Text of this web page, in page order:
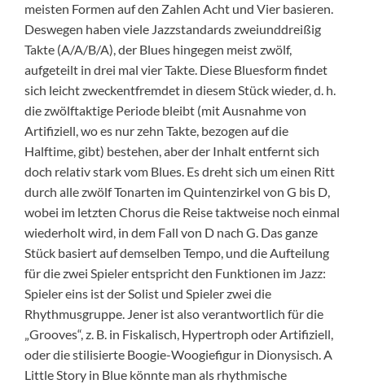
meisten Formen auf den Zahlen Acht und Vier basieren.
Deswegen haben viele Jazzstandards zweiunddreißig
Takte (A/A/B/A), der Blues hingegen meist zwölf,
aufgeteilt in drei mal vier Takte. Diese Bluesform findet
sich leicht zweckentfremdet in diesem Stück wieder, d. h.
die zwölftaktige Periode bleibt (mit Ausnahme von
Artifiziell, wo es nur zehn Takte, bezogen auf die
Halftime, gibt) bestehen, aber der Inhalt entfernt sich
doch relativ stark vom Blues. Es dreht sich um einen Ritt
durch alle zwölf Tonarten im Quintenzirkel von G bis D,
wobei im letzten Chorus die Reise taktweise noch einmal
wiederholt wird, in dem Fall von D nach G. Das ganze
Stück basiert auf demselben Tempo, und die Aufteilung
für die zwei Spieler entspricht den Funktionen im Jazz:
Spieler eins ist der Solist und Spieler zwei die
Rhythmusgruppe. Jener ist also verantwortlich für die
„Grooves“, z. B. in Fiskalisch, Hypertroph oder Artifiziell,
oder die stilisierte Boogie-Woogiefigur in Dionysisch. A
Little Story in Blue könnte man als rhythmische